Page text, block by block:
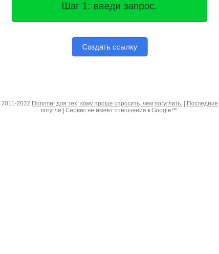
Шаг 2: нажми кнопку.
Создать ссылку
2011-2022 Погугли! для тех, кому проще спросить, чем погуглить.|
Последние
погугли | Сервис не имеет отношения к Google™.